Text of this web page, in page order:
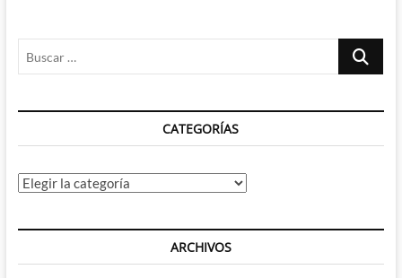
Buscar
CATEGORÍAS
Categorías
ARCHIVOS